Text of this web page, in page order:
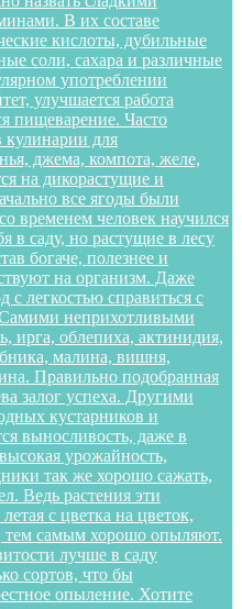
В их составе
кислоты, дубильные
соли, сахара и различные
употреблении
улучшается работа
пищеварение. Часто
для
джема, компота, желе,
на дикорастущие и
все ягоды были
временем человек научился
в саду, но растущие в лесу
богаче, полезнее и
на организм. Даже
легкостью справиться с
неприхотливыми
ирга, облепиха, актинидия,
малина, вишня,
Правильно подобранная
залог успеха. Другими
кустарников и
выносливость, даже в
урожайность,
так же хорошо сажать,
Ведь растения эти
с цветка на цветок,
тем самым хорошо опыляют.
лучше в саду
сортов, что бы
опыление. Хотите